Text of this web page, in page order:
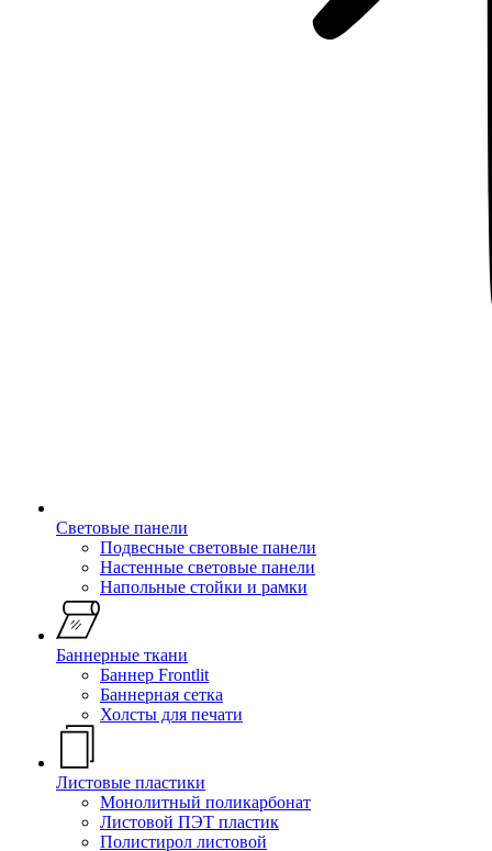
Световые панели
Подвесные световые панели
Настенные световые панели
Напольные стойки и рамки
Баннерные ткани
Баннер Frontlit
Баннерная сетка
Холсты для печати
Листовые пластики
Монолитный поликарбонат
Листовой ПЭТ пластик
Полистирол листовой